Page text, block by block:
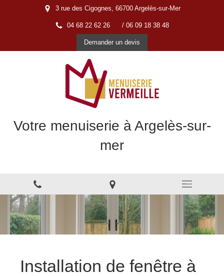
3 rue des Cigognes, 66700 Argelès-sur-Mer
04 68 22 62 26 / 06 09 18 38 48
Demander un devis
Votre menuiserie à Argelès-sur-
mer
Installation de fenêtre à